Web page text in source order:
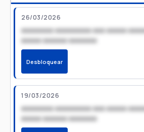
26/03/2026
xxxxxxxx xxxxxxxxx xxx xxxxx
xxxxx xxxxxx xxxxxxx
Desbloquear
19/03/2026
xxxxxxxx xxxxxxxxx xxx xxxxx
xxxxx xxxxxx xxxxxxx